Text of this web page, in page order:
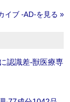
イブ ‐AD‐を見る »
認識差‐獣医療専